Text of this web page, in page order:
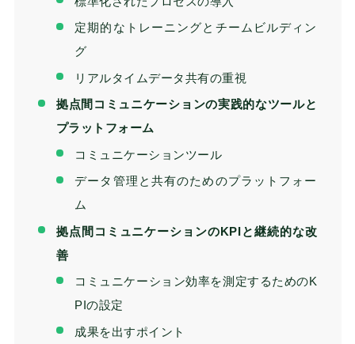
定期的なトレーニングとチームビルディン
グ
リアルタイムデータ共有の重視
拠点間コミュニケーションの実践的なツールと
プラットフォーム
コミュニケーションツール
データ管理と共有のためのプラットフォー
ム
拠点間コミュニケーションのKPIと継続的な改
善
コミュニケーション効率を測定するためのK
PIの設定
成果を出すポイント